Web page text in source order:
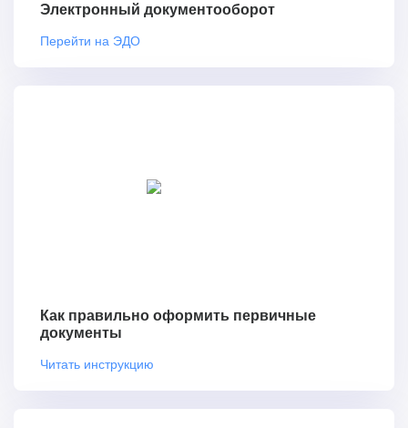
Электронный документооборот
Перейти на ЭДО
Как правильно оформить первичные
документы
Читать инструкцию